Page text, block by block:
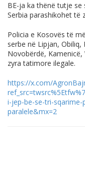
BE-ja ka thënë tutje
Serbia parashikohet të
Policia e Kosovës të
serbe në Lipjan, Obiliq,
Novobërdë, Kamenicë,
zyra tatimore ilegale.
https://x.com/
i-jep-be-se-tri-
paralele&mx=2